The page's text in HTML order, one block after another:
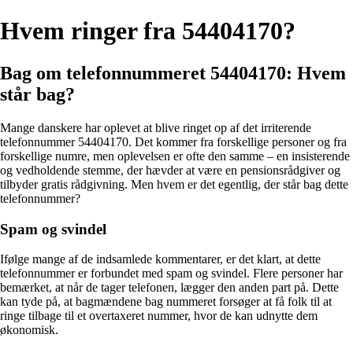
Hvem ringer fra 54404170?
Bag om telefonnummeret 54404170: Hvem
står bag?
Mange danskere har oplevet at blive ringet op af det irriterende
telefonnummer 54404170. Det kommer fra forskellige personer og fra
forskellige numre, men oplevelsen er ofte den samme – en insisterende
og vedholdende stemme, der hævder at være en pensionsrådgiver og
tilbyder gratis rådgivning. Men hvem er det egentlig, der står bag dette
telefonnummer?
Spam og svindel
Ifølge mange af de indsamlede kommentarer, er det klart, at dette
telefonnummer er forbundet med spam og svindel. Flere personer har
bemærket, at når de tager telefonen, lægger den anden part på. Dette
kan tyde på, at bagmændene bag nummeret forsøger at få folk til at
ringe tilbage til et overtaxeret nummer, hvor de kan udnytte dem
økonomisk.